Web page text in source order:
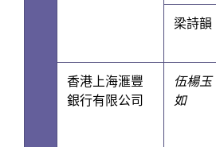
梁詩韻
香港上海滙豐
銀行有限公司
伍楊玉
如